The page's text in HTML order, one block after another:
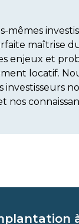
mêmes
maîtrise
enjeux et
locatif.
investisseurs
nos